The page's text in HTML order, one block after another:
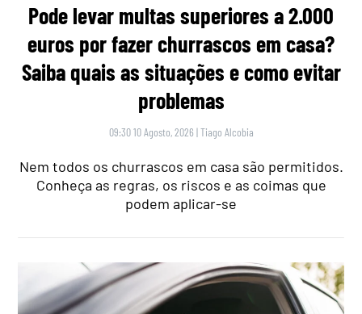
Pode levar multas superiores a 2.000
euros por fazer churrascos em casa?
Saiba quais as situações e como evitar
problemas
09:30 10 Agosto, 2026 |Tiago Alcobia
Nem todos os churrascos em casa são permitidos.
Conheça as regras, os riscos e as coimas que
podem aplicar-se